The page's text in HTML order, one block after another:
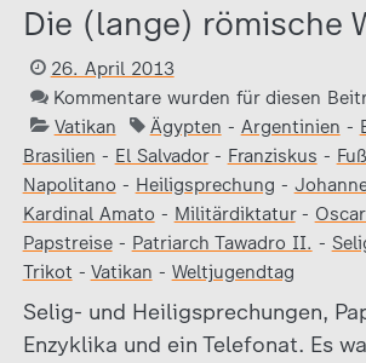
Die (lange) römische
26. April 2013
Kommentare wurden für diesen
Vatikan
Ägypten - Argentinien -
Brasilien - El Salvador- Franziskus -
Napolitano - Heiligsprechung -
Kardinal Amato - Militärdiktatur-
Papstreise- Patriarch Tawadro II. -
Trikot - Vatikan - Weltjugendtag
Selig- und Heiligsprechungen,
Enzyklika und ein Telefonat. Es